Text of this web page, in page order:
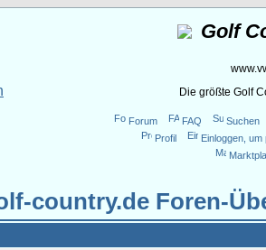
Golf
Die größte Golf
Forum FAQ
Suchen
Profil
Einloggen,
country.de Foren-